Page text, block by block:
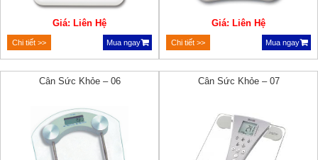
Giá: Liên Hệ
Chi tiết >> Mua ngay
Giá: Liên Hệ
Chi tiết >> Mua ngay
Cân Sức Khỏe – 06 Cân Sức Khỏe – 07